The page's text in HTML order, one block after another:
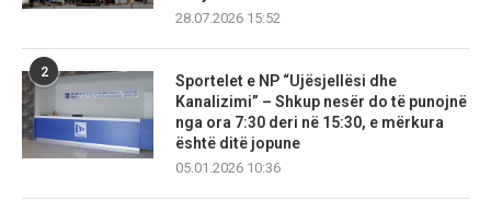
28.07.2026 15:52
2
Sportelet e NP “Ujësjellësi dhe
Kanalizimi” – Shkup nesër do të punojnë
nga ora 7:30 deri në 15:30, e mërkura
është ditë jopune
05.01.2026 10:36